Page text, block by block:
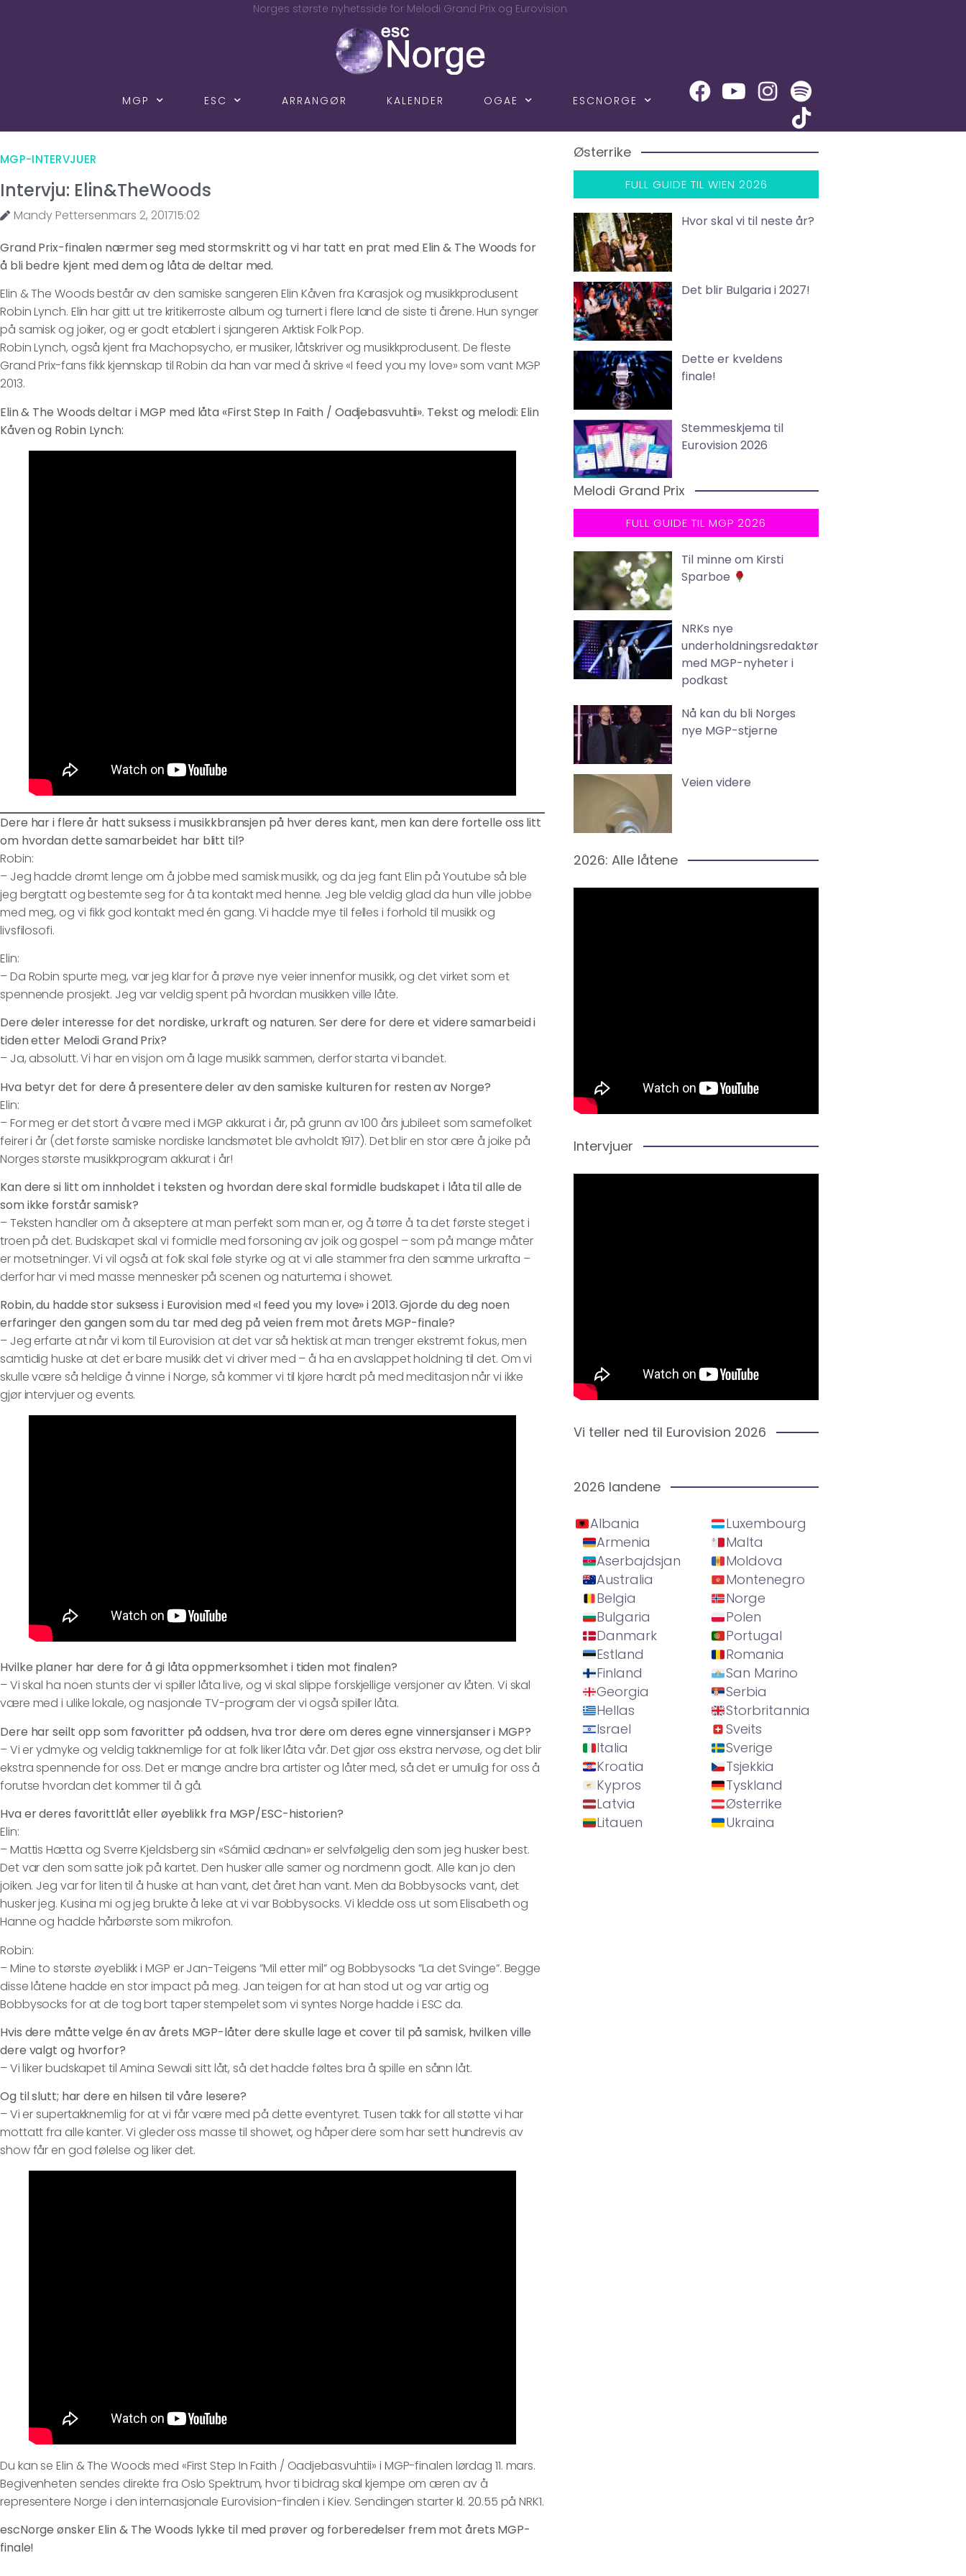
Norges største nyhetsside for Melodi Grand Prix og Eurovision
MGP ESC ARRANGØR KALENDER OGAE ESCNORGE
MGP-INTERVJUER
Intervju: Elin&TheWoods
Mandy Pettersenmars 2, 201715:02
Grand Prix-finalen nærmer seg med stormskritt og vi har tatt en prat med Elin & The Woods for
å bli bedre kjent med dem og låta de deltar med.
Elin & The Woods består av den samiske sangeren Elin Kåven fra Karasjok og musikkprodusent
Robin Lynch. Elin har gitt ut tre kritikerroste album og turnert i flere land de siste ti årene. Hun synger
på samisk og joiker, og er godt etablert i sjangeren Arktisk Folk Pop.
Robin Lynch, også kjent fra Machopsycho, er musiker, låtskriver og musikkprodusent. De fleste
Grand Prix-fans fikk kjennskap til Robin da han var med å skrive «I feed you my love» som vant MGP
2013.
Elin & The Woods deltar i MGP med låta «First Step In Faith / Oadjebasvuhtii». Tekst og melodi: Elin
Kåven og Robin Lynch:
Dere har i flere år hatt suksess i musikkbransjen på hver deres kant, men kan dere fortelle oss litt
om hvordan dette samarbeidet har blitt til?
Robin:
– Jeg hadde drømt lenge om å jobbe med samisk musikk, og da jeg fant Elin på Youtube så ble
jeg bergtatt og bestemte seg for å ta kontakt med henne. Jeg ble veldig glad da hun ville jobbe
med meg, og vi fikk god kontakt med én gang. Vi hadde mye til felles i forhold til musikk og
livsfilosofi.
Elin:
– Da Robin spurte meg, var jeg klar for å prøve nye veier innenfor musikk, og det virket som et
spennende prosjekt. Jeg var veldig spent på hvordan musikken ville låte.
Dere deler interesse for det nordiske, urkraft og naturen. Ser dere for dere et videre samarbeid i
tiden etter Melodi Grand Prix?
– Ja, absolutt. Vi har en visjon om å lage musikk sammen, derfor starta vi bandet.
Hva betyr det for dere å presentere deler av den samiske kulturen for resten av Norge?
Elin:
– For meg er det stort å være med i MGP akkurat i år, på grunn av 100 års jubileet som samefolket
feirer i år (det første samiske nordiske landsmøtet ble avholdt 1917). Det blir en stor ære å joike på
Norges største musikkprogram akkurat i år!
Kan dere si litt om innholdet i teksten og hvordan dere skal formidle budskapet i låta til alle de
som ikke forstår samisk?
– Teksten handler om å akseptere at man perfekt som man er, og å tørre å ta det første steget i
troen på det. Budskapet skal vi formidle med forsoning av joik og gospel – som på mange måter
er motsetninger. Vi vil også at folk skal føle styrke og at vi alle stammer fra den samme urkrafta –
derfor har vi med masse mennesker på scenen og naturtema i showet.
Robin, du hadde stor suksess i Eurovision med «I feed you my love» i 2013. Gjorde du deg noen
erfaringer den gangen som du tar med deg på veien frem mot årets MGP-finale?
– Jeg erfarte at når vi kom til Eurovision at det var så hektisk at man trenger ekstremt fokus, men
samtidig huske at det er bare musikk det vi driver med – å ha en avslappet holdning til det. Om vi
skulle være så heldige å vinne i Norge, så kommer vi til kjøre hardt på med meditasjon når vi ikke
gjør intervjuer og events.
Hvilke planer har dere for å gi låta oppmerksomhet i tiden mot finalen?
– Vi skal ha noen stunts der vi spiller låta live, og vi skal slippe forskjellige versjoner av låten. Vi skal
være med i ulike lokale, og nasjonale TV-program der vi også spiller låta.
Dere har seilt opp som favoritter på oddsen, hva tror dere om deres egne vinnersjanser i MGP?
– Vi er ydmyke og veldig takknemlige for at folk liker låta vår. Det gjør oss ekstra nervøse, og det blir
ekstra spennende for oss. Det er mange andre bra artister og låter med, så det er umulig for oss å
forutse hvordan det kommer til å gå.
Hva er deres favorittlåt eller øyeblikk fra MGP/ESC-historien?
Elin:
– Mattis Hætta og Sverre Kjeldsberg sin «Sámiid ædnan» er selvfølgelig den som jeg husker best.
Det var den som satte joik på kartet. Den husker alle samer og nordmenn godt. Alle kan jo den
joiken. Jeg var for liten til å huske at han vant, det året han vant. Men da Bobbysocks vant, det
husker jeg. Kusina mi og jeg brukte å leke at vi var Bobbysocks. Vi kledde oss ut som Elisabeth og
Hanne og hadde hårbørste som mikrofon.
Robin:
– Mine to største øyeblikk i MGP er Jan-Teigens ”Mil etter mil” og Bobbysocks ”La det Svinge”. Begge
disse låtene hadde en stor impact på meg. Jan teigen for at han stod ut og var artig og
Bobbysocks for at de tog bort taper stempelet som vi syntes Norge hadde i ESC da.
Hvis dere måtte velge én av årets MGP-låter dere skulle lage et cover til på samisk, hvilken ville
dere valgt og hvorfor?
– Vi liker budskapet til Amina Sewali sitt låt, så det hadde føltes bra å spille en sånn låt.
Og til slutt; har dere en hilsen til våre lesere?
– Vi er supertakknemlig for at vi får være med på dette eventyret. Tusen takk for all støtte vi har
mottatt fra alle kanter. Vi gleder oss masse til showet, og håper dere som har sett hundrevis av
show får en god følelse og liker det.
Du kan se Elin & The Woods med «First Step In Faith / Oadjebasvuhtii» i MGP-finalen lørdag 11. mars.
Begivenheten sendes direkte fra Oslo Spektrum, hvor ti bidrag skal kjempe om æren av å
representere Norge i den internasjonale Eurovision-finalen i Kiev. Sendingen starter kl. 20.55 på NRK1.
escNorge ønsker Elin & The Woods lykke til med prøver og forberedelser frem mot årets MGP-
finale!
Østerrike
FULL GUIDE TIL WIEN 2026
Hvor skal vi til neste år?
Det blir Bulgaria i 2027!
Dette er kveldens
finale!
Stemmeskjema til
Eurovision 2026
Melodi Grand Prix
FULL GUIDE TIL MGP 2026
Til minne om Kirsti
Sparboe
NRKs nye
underholdningsredaktør
med MGP-nyheter i
podkast
Nå kan du bli Norges
nye MGP-stjerne
Veien videre
2026: Alle låtene
Intervjuer
Vi teller ned til Eurovision 2026
2026 landene
Albania
Armenia
Aserbajdsjan
Australia
Belgia
Bulgaria
Danmark
Estland
Finland
Georgia
Hellas
Israel
Italia
Kroatia
Kypros
Latvia
Litauen
Luxembourg
Malta
Moldova
Montenegro
Norge
Polen
Portugal
Romania
San Marino
Serbia
Storbritannia
Sveits
Sverige
Tsjekkia
Tyskland
Østerrike
Ukraina